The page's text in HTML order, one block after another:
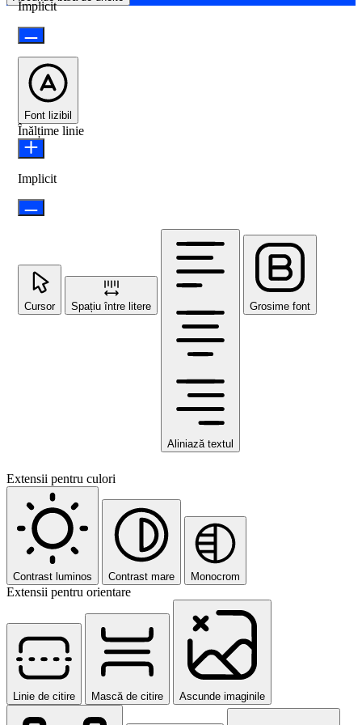
Implicit
Font lizibil
Înălțime linie
Implicit
Cursor Spațiu între litere
Aliniază textul
Grosime font
Extensii pentru culori
Contrast luminos Contrast mare Monocrom
Extensii pentru orientare
Linie de citire Mască de citire Ascunde imaginile